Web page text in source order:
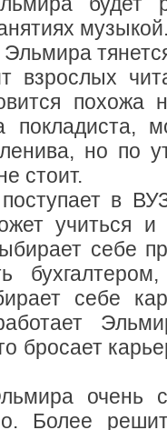
взрослых
похожа
но по
стоит.
в
учиться и
себе
себе
бросает
очень
Более